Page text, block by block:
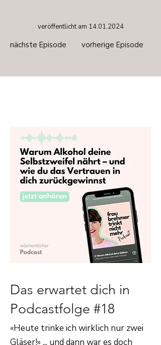
veröffentlicht am 14.01.2024
nächste Episode vorherige Episode
Das erwartet dich in
Podcastfolge #18
«Heute trinke ich wirklich nur zwei
Gläser!» ... und dann war es doch